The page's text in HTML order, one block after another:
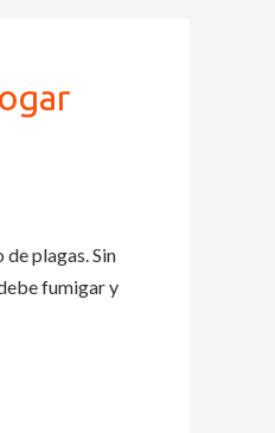
plagas. Sin
fumigar y